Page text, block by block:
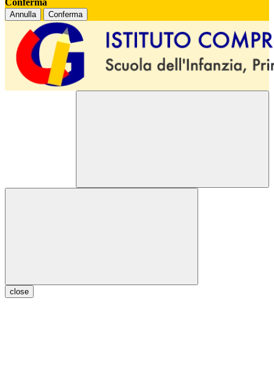
Conferma
Annulla Conferma
close